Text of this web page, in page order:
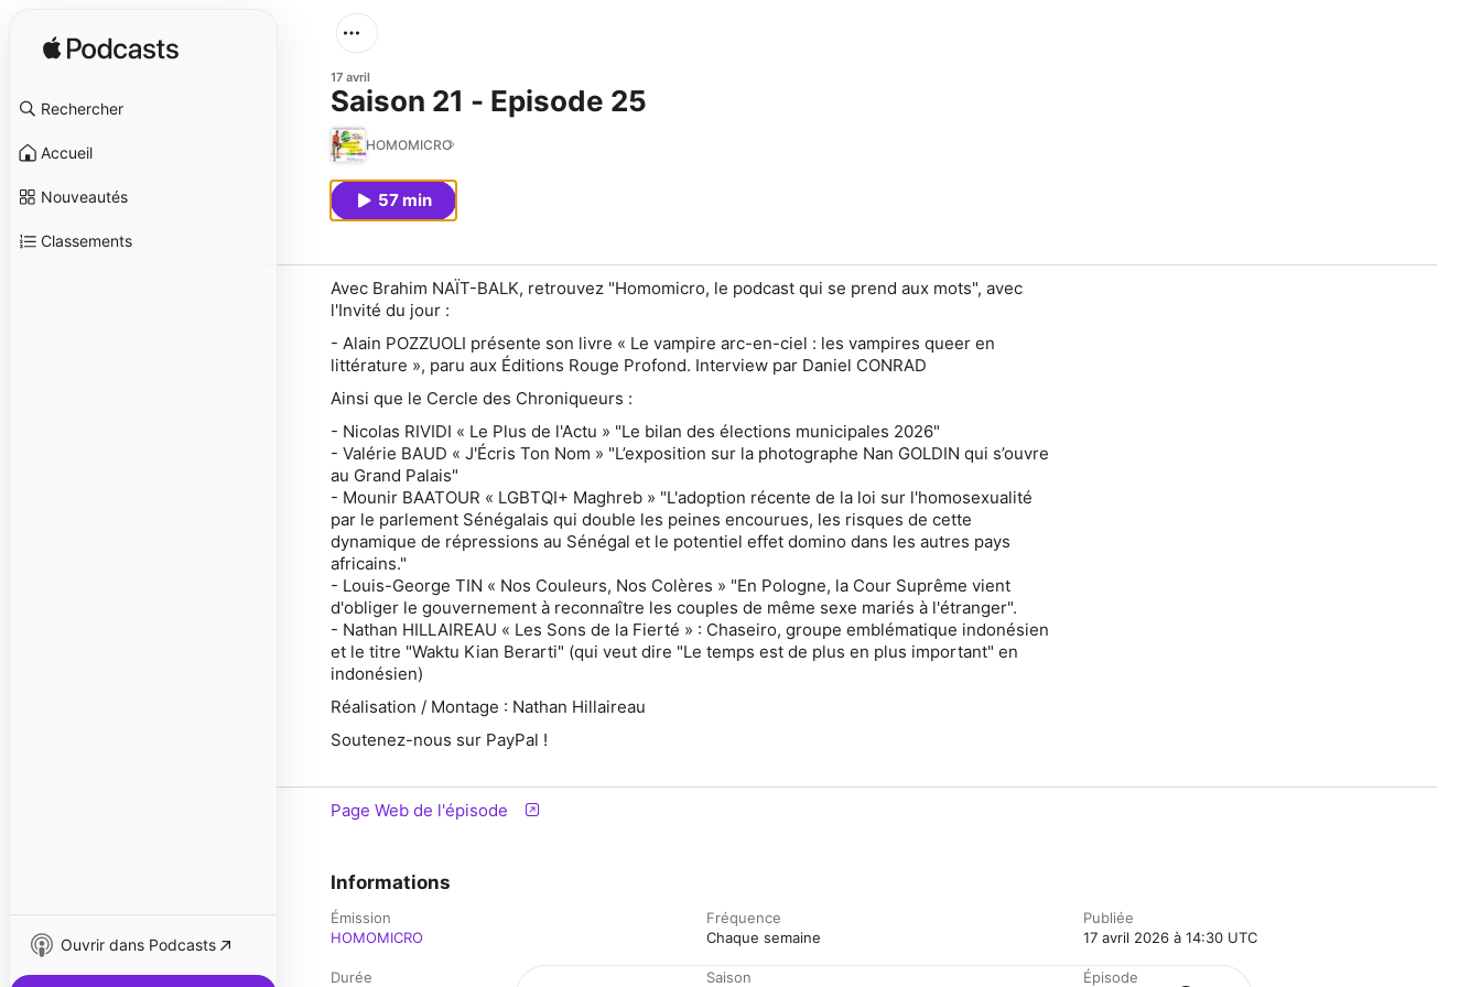
Rechercher
Accueil
Nouveautés
Classements
Ouvrir dans Podcasts
17 avril
Saison 21 - Episode 25
HOMOMICRO
57 min
Avec Brahim NAÏT-BALK, retrouvez "Homomicro, le podcast qui se prend aux mots", avec
l'Invité du jour :
- Alain POZZUOLI présente son livre « Le vampire arc-en-ciel : les vampires queer en
littérature », paru aux Éditions Rouge Profond. Interview par Daniel CONRAD
Ainsi que le Cercle des Chroniqueurs :
- Nicolas RIVIDI « Le Plus de l'Actu » "Le bilan des élections municipales 2026"
- Valérie BAUD « J'Écris Ton Nom » "L’exposition sur la photographe Nan GOLDIN qui s’ouvre
au Grand Palais"
- Mounir BAATOUR « LGBTQI+ Maghreb » "L'adoption récente de la loi sur l'homosexualité
par le parlement Sénégalais qui double les peines encourues, les risques de cette
dynamique de répressions au Sénégal et le potentiel effet domino dans les autres pays
africains."
- Louis-George TIN « Nos Couleurs, Nos Colères » "En Pologne, la Cour Suprême vient
d'obliger le gouvernement à reconnaître les couples de même sexe mariés à l'étranger".
- Nathan HILLAIREAU « Les Sons de la Fierté » : Chaseiro, groupe emblématique indonésien
et le titre "Waktu Kian Berarti" (qui veut dire "Le temps est de plus en plus important" en
indonésien)
Réalisation / Montage : Nathan Hillaireau
Soutenez-nous sur PayPal !
Page Web de l'épisode
Informations
Émission
HOMOMICRO
Fréquence
Chaque semaine
Publiée
17 avril 2026 à 14:30 UTC
Durée Saison Épisode